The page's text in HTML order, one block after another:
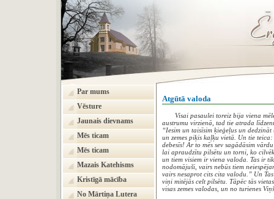
Par mums
Vēsture
Jaunais dievnams
Mēs ticam
Mēs ticam
Mazais Katehisms
Kristīgā mācība
No Mārtiņa Lutera
Atgūtā valoda
Visai pasaulei toreiz bija viena
austrumu virzienā, tad tie atrada
“Iesim un taisīsim ķieģeļus un
un zemes piķis kaļķu vietā. Un tie
debesīs! Ar to mēs sev sagādāsim
lai apraudzītu pilsētu un torni, ko
un tiem visiem ir viena valoda. Tas ir
nodomājuši, vairs nebūs tiem
vairs nesaprot cits cita valodu.” Un
viņi mitējās celt pilsētu. Tāpēc tās
visas zemes valodas, un no turienes